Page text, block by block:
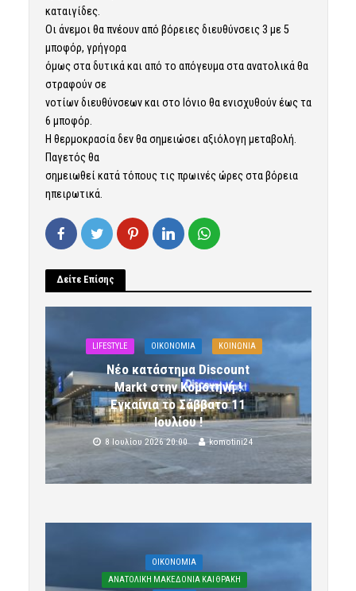
καταιγίδες.
Οι άνεμοι θα πνέουν από βόρειες διευθύνσεις 3 με 5
μποφόρ, γρήγορα
όμως στα δυτικά και από το απόγευμα στα ανατολικά θα
στραφούν σε
νοτίων διευθύνσεων και στο Ιόνιο θα ενισχυθούν έως τα
6 μποφόρ.
Η θερμοκρασία δεν θα σημειώσει αξιόλογη μεταβολή.
Παγετός θα
σημειωθεί κατά τόπους τις πρωινές ώρες στα βόρεια
ηπειρωτικά.
Δείτε Επίσης
LIFESTYLE OIKONOMIA ΚΟΙΝΩΝΙΑ
Νέο κατάστημα Discount
Markt στην Κομοτηνή !
Εγκαίνια το Σάββατο 11
Ιουλίου !
8 Ιουλίου 2026 20:00 komotini24
OIKONOMIA
ΑΝΑΤΟΛΙΚΗ ΜΑΚΕΔΟΝΙΑ ΚΑΙ ΘΡΑΚΗ